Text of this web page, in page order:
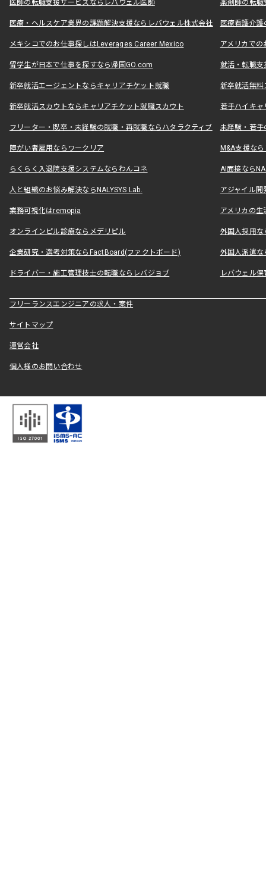
医師の転職支援サービスならレバウェル医師 薬剤師の転
医療・ヘルスケア業界の課題解決支援ならレバウェル株式会社 医療看護介
メキシコでのお仕事探しはLeverages Career Mexico アメリカで
留学生が日本で仕事を探すなら帰国GO.com 就活・転職
新卒就活エージェントならキャリアチケット就職 新卒就活無料
新卒就活スカウトならキャリアチケット就職スカウト 若手ハイキ
フリーター・既卒・未経験の就職・再就職ならハタラクティブ 未経験・若手
障がい者雇用ならワークリア M&A支援な
らくらく入退院支援システムならわんコネ AI面接なら
人と組織のお悩み解決ならNALYSYS Lab. アジャイル
業務可視化はremopia アメリカの
オンラインピル診療ならメデリピル 外国人採用
企業研究・選考対策ならFactBoard(ファクトボード) 外国人派遣な
ドライバー・施工管理技士の転職ならレバジョブ レバウェル
フリーランスエンジニアの求人・案件
サイトマップ
運営会社
個人様のお問い合わせ